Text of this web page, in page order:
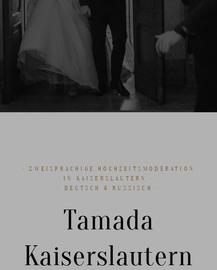
· ZWEISPRACHIGE HOCHZEITSMODERATION
IN KAISERSLAUTERN ·
· DEUTSCH & RUSSISCH ·
Tamada
Kaiserslautern